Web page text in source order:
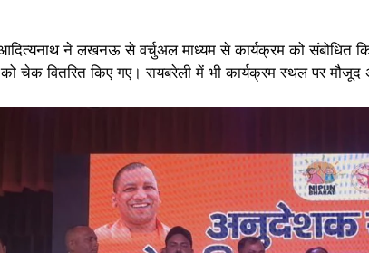
आदित्यनाथ ने लखनऊ से वर्चुअल माध्यम से कार्यक्रम को संबोधित
चेक वितरित किए गए। रायबरेली में भी कार्यक्रम स्थल पर